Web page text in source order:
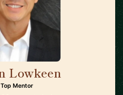
Lowkeen
Top Mentor